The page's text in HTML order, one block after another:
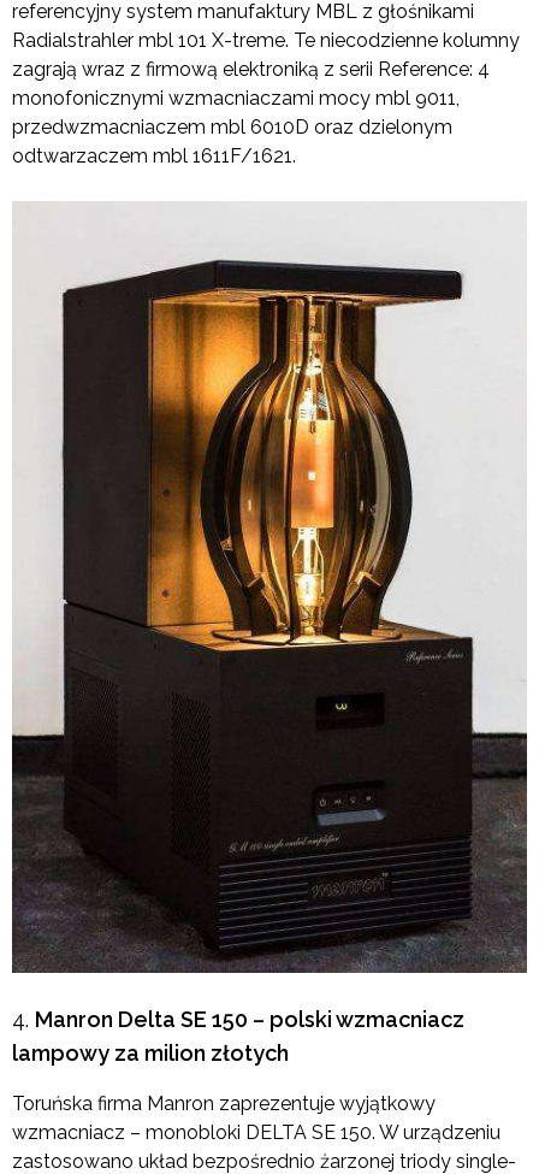
referencyjny system manufaktury MBL z głośnikami
Radialstrahler mbl 101 X-treme. Te niecodzienne kolumny
zagrają wraz z firmową elektroniką z serii Reference: 4
monofonicznymi wzmacniaczami mocy mbl 9011,
przedwzmacniaczem mbl 6010D oraz dzielonym
odtwarzaczem mbl 1611F/1621.
Manron Delta SE 150 – polski wzmacniacz
lampowy za milion złotych
Toruńska firma Manron zaprezentuje wyjątkowy
wzmacniacz – monobloki DELTA SE 150. W urządzeniu
zastosowano układ bezpośrednio żarzonej triody single-